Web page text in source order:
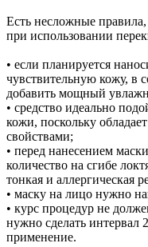
Есть несложные
при использовании
• если планируется
чувствительную кожу, в
добавить мощный
• средство идеально
кожи, поскольку
свойствами;
• перед нанесением
количество на сгибе
тонкая и аллергическая
• маску на лицо нужно
• курс процедур не
нужно сделать интервал
применение.